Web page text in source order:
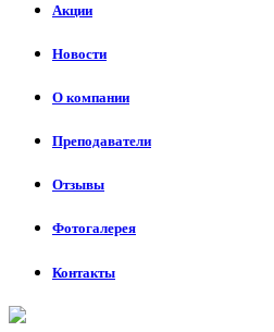
Акции
Новости
О компании
Преподаватели
Отзывы
Фотогалерея
Контакты